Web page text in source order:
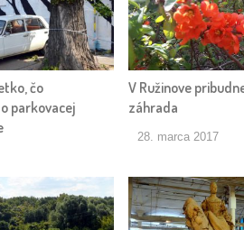
čo
parkovacej
V Ružinove
záhrada
28. marca 2017